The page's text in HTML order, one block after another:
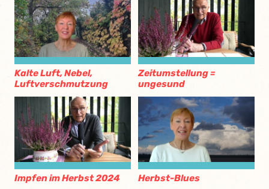
Kalte Luft, Nebel,
Luftverschmutzung
Zeitumstellung =
ungesund
Impfen im Herbst 2024 Herbst-Blues